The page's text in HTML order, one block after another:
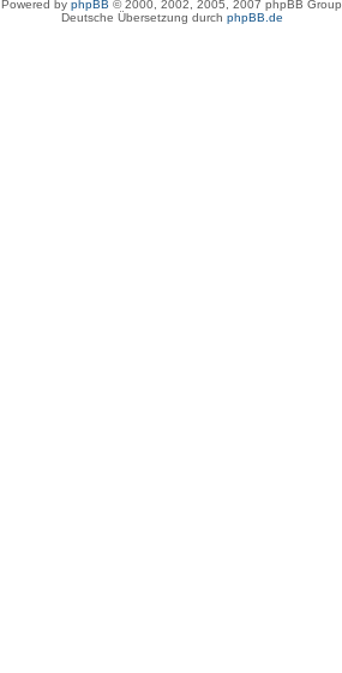
Powered by phpBB © 2000, 2002, 2005, 2007 phpBB Group
Deutsche Übersetzung durch phpBB.de